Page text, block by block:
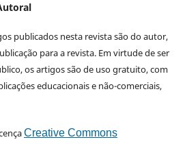
publicados nesta revista são do autor,
para a revista. Em virtude de ser
os artigos são de uso gratuito, com
educacionais e não-comerciais,
Creative Commons